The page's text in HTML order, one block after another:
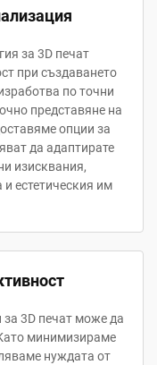
за 3D печат
при създаването
по точни
представяне на
опции за
да адаптирате
изисквания,
естетическия им
3D печат може да
минимизираме
нуждата от